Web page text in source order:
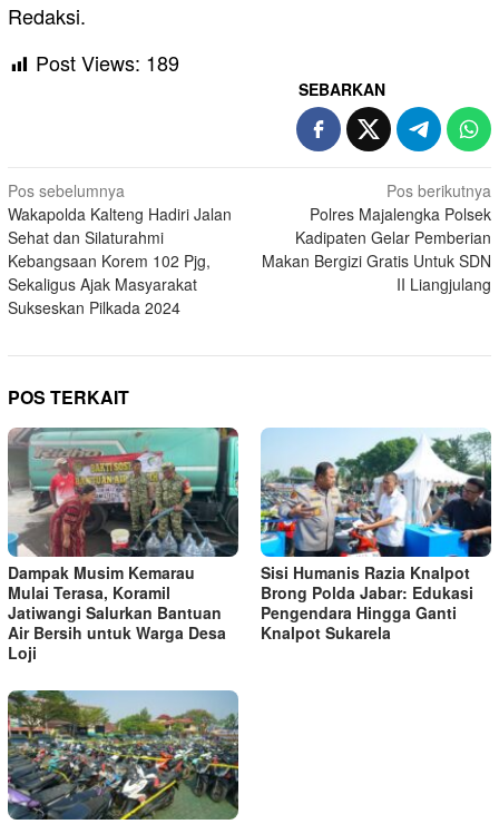
Redaksi.
Post Views: 189
SEBARKAN
Navigasi
pos
Pos sebelumnya
Wakapolda Kalteng Hadiri Jalan
Sehat dan Silaturahmi
Kebangsaan Korem 102 Pjg,
Sekaligus Ajak Masyarakat
Sukseskan Pilkada 2024
Pos berikutnya
Polres Majalengka Polsek
Kadipaten Gelar Pemberian
Makan Bergizi Gratis Untuk SDN
II Liangjulang
POS TERKAIT
Dampak Musim Kemarau
Mulai Terasa, Koramil
Jatiwangi Salurkan Bantuan
Air Bersih untuk Warga Desa
Loji
Sisi Humanis Razia Knalpot
Brong Polda Jabar: Edukasi
Pengendara Hingga Ganti
Knalpot Sukarela